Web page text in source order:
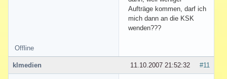
Aufträge kommen, darf ich
mich dann an die KSK
wenden???
Offline
#11
11.10.2007 21:52:32
klmedien